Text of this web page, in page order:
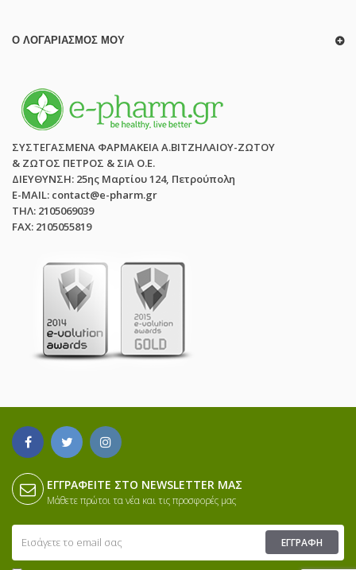
Ο ΛΟΓΑΡΙΑΣΜΌΣ ΜΟΥ
ΣΥΣΤΕΓΑΣΜΕΝΑ ΦΑΡΜΑΚΕΙΑ Α.ΒΙΤΖΗΛΑΙΟΥ-ΖΩΤΟΥ
& ΖΩΤΟΣ ΠΕΤΡΟΣ & ΣΙΑ Ο.Ε.
ΔΙΕΥΘΥΝΣΗ: 25ης Μαρτίου 124, Πετρούπολη
E-MAIL: contact@e-pharm.gr
ΤΗΛ: 2105069039
FAX: 2105055819
ΕΓΓΡΑΦΕΊΤΕ ΣΤΟ NEWSLETTER ΜΑΣ
Μάθετε πρώτοι τα νέα και τις προσφορές μας
ΕΓΓΡΑΦΉ